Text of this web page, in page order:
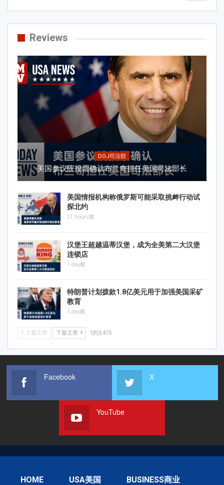
Reviews
DOJ司法部
美国参议院投票确认布兰奇担任美国司法部长
美国情报机构称俄罗斯可能采取挑衅行动试
探北约
21 hours前
汉堡王超越温蒂汉堡，成为全美第二大汉堡
连锁店
1 day前
特朗普计划拨款1.8亿美元用于加强美国采矿
教育
1 day前
上篇文章 下篇文章 1的3,475
Facebook X
YouTube
HOME USA美国 BUSINESS商业